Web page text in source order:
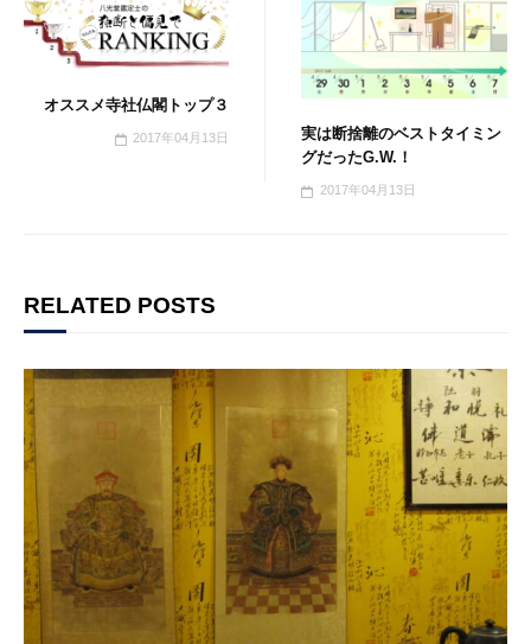
オススメ寺社仏閣トップ３
2017年04月13日
実は断捨離のベストタイミン
グだったG.W.！
2017年04月13日
RELATED POSTS